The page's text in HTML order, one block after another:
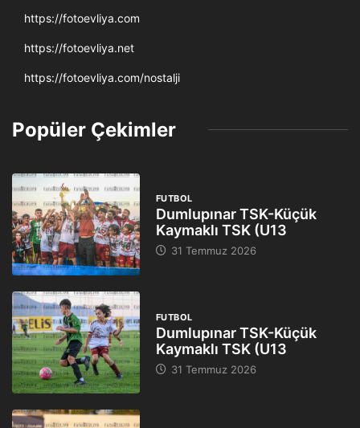
https://fotoevliya.com
https://fotoevliya.net
https://fotoevliya.com/nostalji
Popüler Çekimler
FUTBOL
Dumlupınar TSK-Küçük
Kaymaklı TSK (U13
31 Temmuz 2026
FUTBOL
Dumlupınar TSK-Küçük
Kaymaklı TSK (U13
31 Temmuz 2026